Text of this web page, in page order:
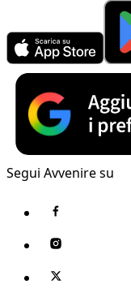
Segui Avvenire su